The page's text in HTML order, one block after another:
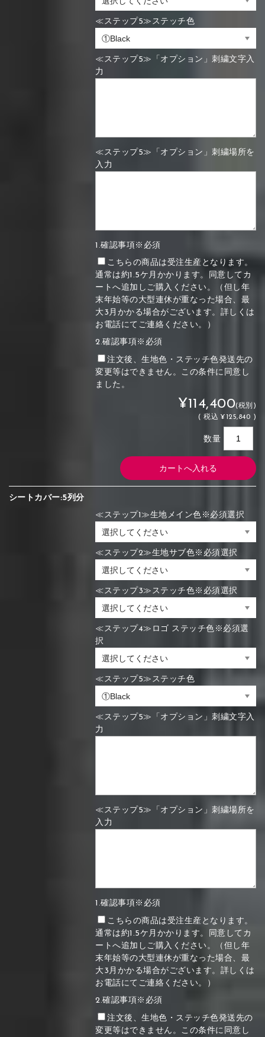
≪ステップ5≫ステッチ色
≪ステップ5≫「オプション」刺繍文字入
力
≪ステップ5≫「オプション」刺繍場所を
入力
1.確認事項※必須
こちらの商品は受注生産となります。
通常は約1.5ケ月かかります。同意してカ
ートへ追加しご購入ください。（但し年
末年始等の大型連休が重なった場合、最
大3月かかる場合がございます。詳しくは
お電話にてご連絡ください。）
2.確認事項※必須
注文後、生地色・ステッチ色発送先の
変更等はできません。この条件に同意し
ました。
¥114,400(税別)
(税込 ¥125,840 )
数量
シートカバー:5列分
≪ステップ1≫生地メイン色※必須選択
≪ステップ2≫生地サブ色※必須選択
≪ステップ3≫ステッチ色※必須選択
≪ステップ4≫ロゴ ステッチ色※必須選
択
≪ステップ5≫ステッチ色
≪ステップ5≫「オプション」刺繍文字入
力
≪ステップ5≫「オプション」刺繍場所を
入力
1.確認事項※必須
こちらの商品は受注生産となります。
通常は約1.5ケ月かかります。同意してカ
ートへ追加しご購入ください。（但し年
末年始等の大型連休が重なった場合、最
大3月かかる場合がございます。詳しくは
お電話にてご連絡ください。）
2.確認事項※必須
注文後、生地色・ステッチ色発送先の
変更等はできません。この条件に同意し